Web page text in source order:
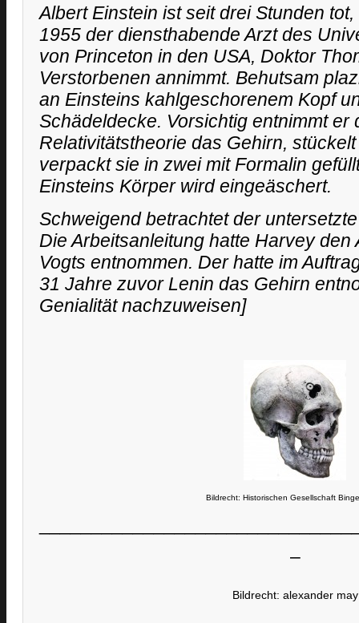
Albert Einstein ist seit drei Stunden
1955 der diensthabende Arzt des
von Princeton in den USA, Doktor
Verstorbenen annimmt. Behutsam
an Einsteins kahlgeschorenem Kopf
Schädeldecke. Vorsichtig entnimmt er
Relativitätstheorie das Gehirn,
verpackt sie in zwei mit Formalin
Einsteins Körper wird eingeäschert.
Schweigend betrachtet der
Die Arbeitsanleitung hatte Harvey
Vogts entnommen. Der hatte im
31 Jahre zuvor Lenin das Gehirn
Genialität nachzuweisen]
Bildrecht: Historischen Gesellschaft
–
Bildrecht: alexander may